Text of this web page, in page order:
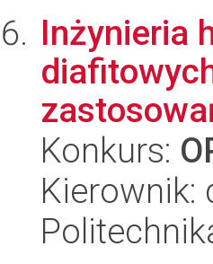
Inżynieria
Konkurs:
Kierownik: